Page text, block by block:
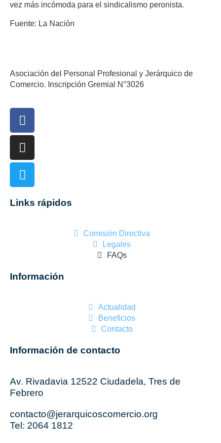
vez más incómoda para el sindicalismo peronista.
Fuente: La Nación
Asociación del Personal Profesional y Jerárquico de
Comercio. Inscripción Gremial N°3026
Links rápidos
Comisión Directiva
Legales
FAQs
Información
Actualidad
Beneficios
Contacto
Información de contacto
Av. Rivadavia 12522 Ciudadela, Tres de
Febrero
contacto@jerarquicoscomercio.org
Tel: 2064 1812